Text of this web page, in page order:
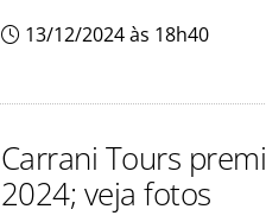
13/12/2024 às 18h40
Carrani Tours
2024; veja fotos